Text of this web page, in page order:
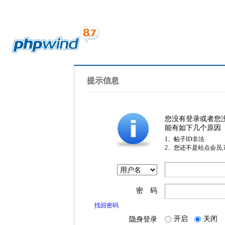
提示信息
您没有登录或者您
能有如下几个原因
1、帖子ID非法
2、您还不是站点会员
密 码
找回密码
隐身登录 开启 关闭